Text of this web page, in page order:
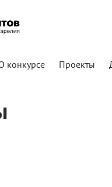
конкурсе Проекты